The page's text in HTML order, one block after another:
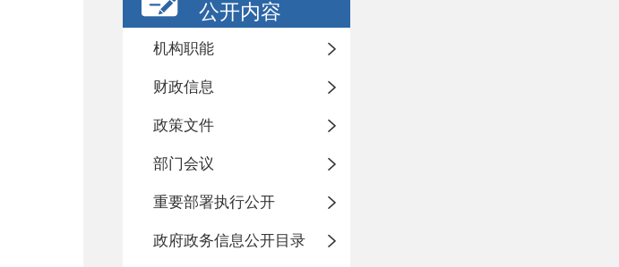
公开内容
机构职能
财政信息
政策文件
部门会议
重要部署执行公开
政府政务信息公开目录